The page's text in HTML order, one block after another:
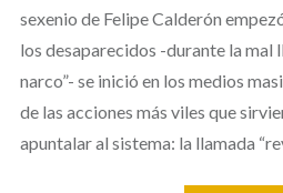
sexenio de Felipe Calderón
los desaparecidos -durante la mal
narco”- se inició en los medios
de las acciones más viles que
apuntalar al sistema: la llamada